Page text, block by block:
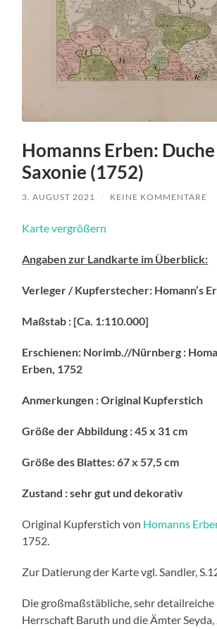
Homanns Erben:
Saxonie (1752)
3. AUGUST 2021 / KEINE KOMMENTARE
Karte vergrößern
Angaben zur Landkarte im Überblick:
Verleger / Kupferstecher: Homann’s
Maßstab : [Ca. 1:110.000]
Erschienen: Norimb.//Nürnberg :
Erben, 1752
Anmerkungen : Original Kupferstich
Größe der Abbildung : 45 x 31 cm
Größe des Blattes: 67 x 57,5 cm
Zustand : sehr gut und dekorativ
Original Kupferstich von Homanns
1752.
Zur Datierung der Karte vgl. Sandler,
Die großmaßstäbliche, sehr
Herrschaft Baruth und die Ämter